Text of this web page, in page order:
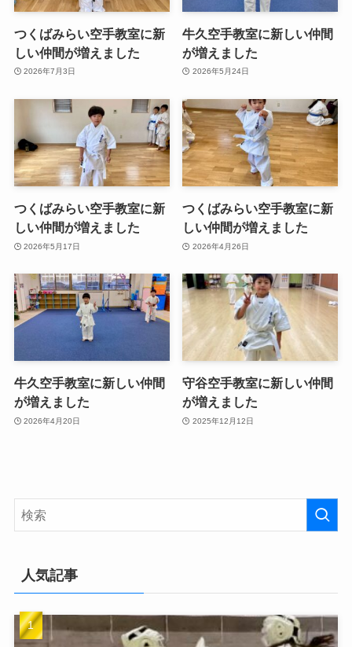
つくばみらい空手教室に新
しい仲間が増えました
2026年7月3日
牛久空手教室に新しい仲間
が増えました
2026年5月24日
つくばみらい空手教室に新
しい仲間が増えました
2026年5月17日
つくばみらい空手教室に新
しい仲間が増えました
2026年4月26日
牛久空手教室に新しい仲間
が増えました
2026年4月20日
守谷空手教室に新しい仲間
が増えました
2025年12月12日
人気記事